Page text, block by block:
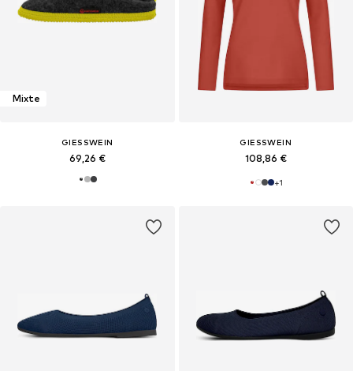
Mixte
GIESSWEIN
69,26 €
GIESSWEIN
108,86 €
+1